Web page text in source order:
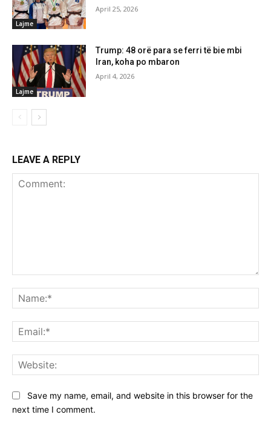
Lajme
April 25, 2026
Lajme
Trump: 48 orë para se ferri të bie mbi
Iran, koha po mbaron
April 4, 2026
LEAVE A REPLY
Save my name, email, and website in this browser for the
next time I comment.